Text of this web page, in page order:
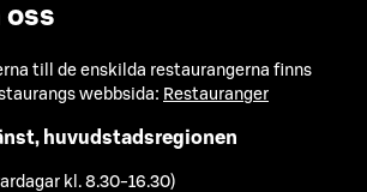
oss
till de enskilda restaurangerna finns
webbsida: Restauranger
huvudstadsregionen
kl. 8.30-16.30)